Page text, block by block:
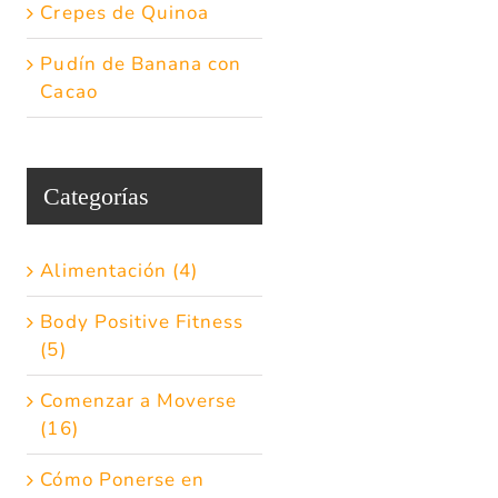
Crepes de Quinoa
Pudín de Banana con
Cacao
Categorías
Alimentación (4)
Body Positive Fitness
(5)
Comenzar a Moverse
(16)
Cómo Ponerse en